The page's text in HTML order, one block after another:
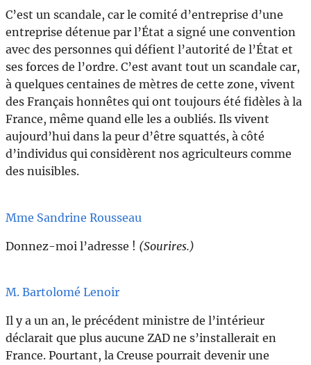
C’est un scandale, car le comité d’entreprise d’une
entreprise détenue par l’État a signé une convention
avec des personnes qui défient l’autorité de l’État et
ses forces de l’ordre. C’est avant tout un scandale car,
à quelques centaines de mètres de cette zone, vivent
des Français honnêtes qui ont toujours été fidèles à la
France, même quand elle les a oubliés. Ils vivent
aujourd’hui dans la peur d’être squattés, à côté
d’individus qui considèrent nos agriculteurs comme
des nuisibles.
Mme Sandrine Rousseau
Donnez-moi l’adresse ! (Sourires.)
M. Bartolomé Lenoir
Il y a un an, le précédent ministre de l’intérieur
déclarait que plus aucune ZAD ne s’installerait en
France. Pourtant, la Creuse pourrait devenir une